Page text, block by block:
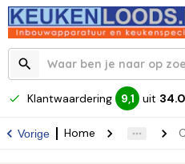
Klantwaardering 9,1 uit
Vorige Home